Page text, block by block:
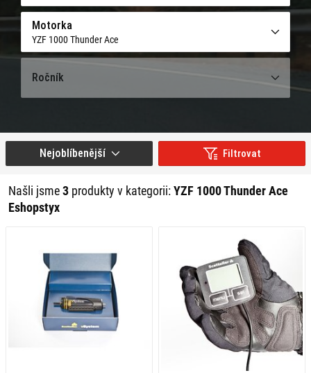
Motorka
YZF 1000 Thunder Ace
Ročník
Filtrovat
Našli jsme3 produkty v kategorii:YZF 1000 Thunder Ace
Eshopstyx
Nejoblíbenější